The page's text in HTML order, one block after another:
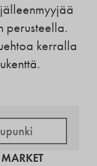
perusteella.
kerralla